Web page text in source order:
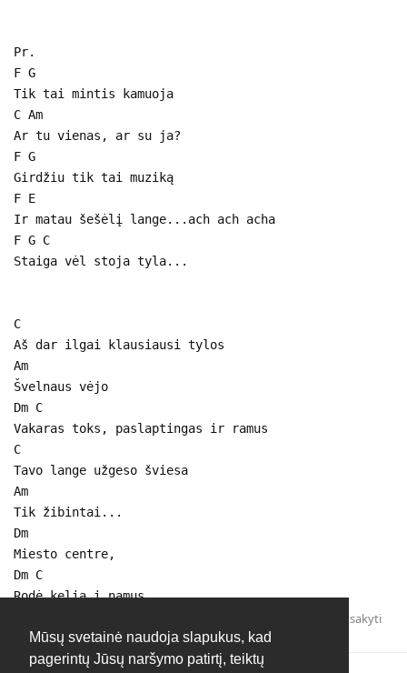
Mūsų svetainė naudoja slapukus, kad
pagerintų Jūsų naršymo patirtį, teiktų
Pr.
F G
Tik tai mintis kamuoja
C Am
Ar tu vienas, ar su ja?
F G
Girdžiu tik tai muziką
F E
Ir matau šešėlį lange...ach ach acha
F G C
Staiga vėl stoja tyla...
C
Aš dar ilgai klausiausi tylos
Am
Švelnaus vėjo
Dm C
Vakaras toks, paslaptingas ir ramus
C
Tavo lange užgeso šviesa
Am
Tik žibintai...
Dm
Miesto centre,
Dm C
Rodė kelia į namus
Atsakyti